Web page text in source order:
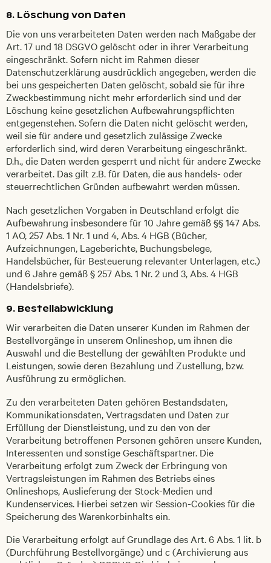
8. Löschung von Daten
Die von uns verarbeiteten Daten werden nach Maßgabe der
Art. 17 und 18 DSGVO gelöscht oder in ihrer Verarbeitung
eingeschränkt. Sofern nicht im Rahmen dieser
Datenschutzerklärung ausdrücklich angegeben, werden die
bei uns gespeicherten Daten gelöscht, sobald sie für ihre
Zweckbestimmung nicht mehr erforderlich sind und der
Löschung keine gesetzlichen Aufbewahrungspflichten
entgegenstehen. Sofern die Daten nicht gelöscht werden,
weil sie für andere und gesetzlich zulässige Zwecke
erforderlich sind, wird deren Verarbeitung eingeschränkt.
D.h., die Daten werden gesperrt und nicht für andere Zwecke
verarbeitet. Das gilt z.B. für Daten, die aus handels- oder
steuerrechtlichen Gründen aufbewahrt werden müssen.
Nach gesetzlichen Vorgaben in Deutschland erfolgt die
Aufbewahrung insbesondere für 10 Jahre gemäß §§ 147 Abs.
1 AO, 257 Abs. 1 Nr. 1 und 4, Abs. 4 HGB (Bücher,
Aufzeichnungen, Lageberichte, Buchungsbelege,
Handelsbücher, für Besteuerung relevanter Unterlagen, etc.)
und 6 Jahre gemäß § 257 Abs. 1 Nr. 2 und 3, Abs. 4 HGB
(Handelsbriefe).
9. Bestellabwicklung
Wir verarbeiten die Daten unserer Kunden im Rahmen der
Bestellvorgänge in unserem Onlineshop, um ihnen die
Auswahl und die Bestellung der gewählten Produkte und
Leistungen, sowie deren Bezahlung und Zustellung, bzw.
Ausführung zu ermöglichen.
Zu den verarbeiteten Daten gehören Bestandsdaten,
Kommunikationsdaten, Vertragsdaten und Daten zur
Erfüllung der Dienstleistung, und zu den von der
Verarbeitung betroffenen Personen gehören unsere Kunden,
Interessenten und sonstige Geschäftspartner. Die
Verarbeitung erfolgt zum Zweck der Erbringung von
Vertragsleistungen im Rahmen des Betriebs eines
Onlineshops, Auslieferung der Stock-Medien und
Kundenservices. Hierbei setzen wir Session-Cookies für die
Speicherung des Warenkorbinhalts ein.
Die Verarbeitung erfolgt auf Grundlage des Art. 6 Abs. 1 lit. b
(Durchführung Bestellvorgänge) und c (Archivierung aus